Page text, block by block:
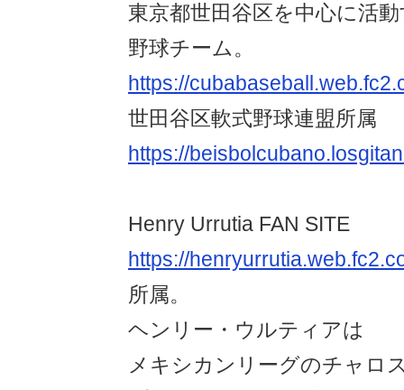
東京都世田谷区を中心に活
野球チーム。
https://
世田谷区軟式野球連盟所属
https://
Henry Urrutia FAN SITE
https://
所属。
ヘンリー・ウルティアは
メキシカンリーグのチャロ